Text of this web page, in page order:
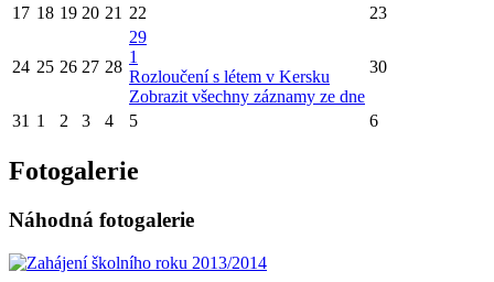
17 18 19 20 21 22 23
24 25 26 27 28
29
1
Rozloučení s létem v Kersku
Zobrazit všechny záznamy ze dne
30
31 1 2 3 4 5 6
Fotogalerie
Náhodná fotogalerie